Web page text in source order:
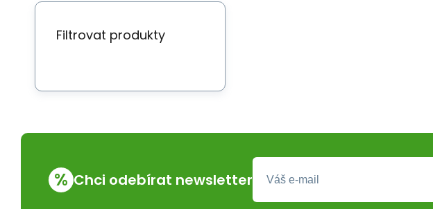
Filtrovat produkty
% Chci odebírat newsletter